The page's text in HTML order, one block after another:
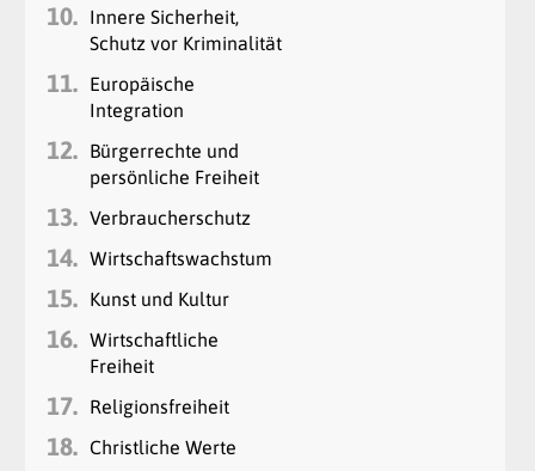
10.
Innere Sicherheit,
Schutz vor Kriminalität
11.
Europäische
Integration
12.
Bürgerrechte und
persönliche Freiheit
13. Verbraucherschutz
14. Wirtschaftswachstum
15. Kunst und Kultur
16. Wirtschaftliche
Freiheit
17. Religionsfreiheit
18. Christliche Werte